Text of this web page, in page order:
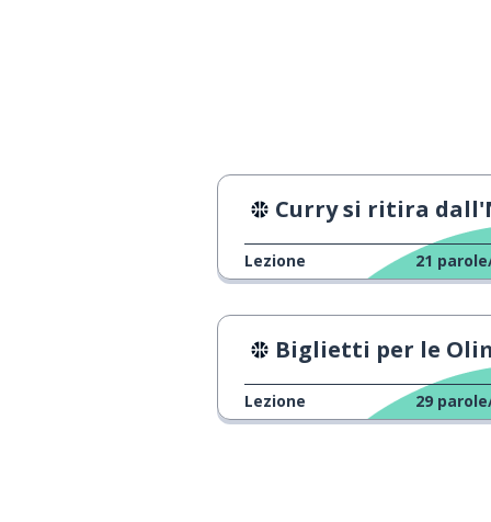
fare
ancora
l'ultima volta
Curry si ritira
Lezione 21
Biglietti per le Olimpiadi di
Lezione 29